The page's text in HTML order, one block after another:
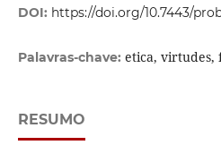
DOI: https://doi.org/10.7443/
Palavras-chave: etica, virtudes,
RESUMO